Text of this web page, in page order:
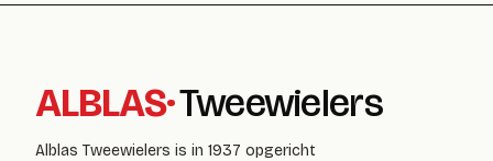
ALBLAS·Tweewielers
Alblas Tweewielers is in 1937 opgericht